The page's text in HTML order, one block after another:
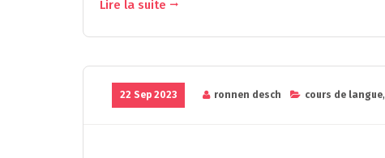
Lire la suite
22 Sep 2023 ronnen desch cours de langue,